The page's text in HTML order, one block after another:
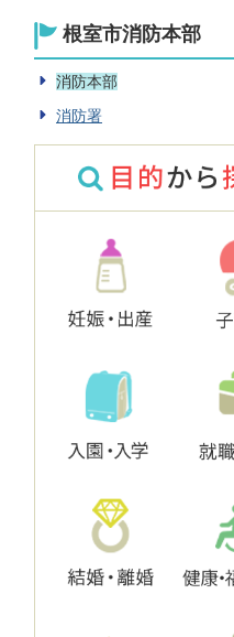
根室市消防本部
消防本部
消防署